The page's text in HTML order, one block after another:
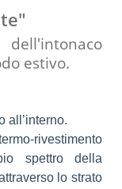
estivo.
all’interno.
rivestimento
spettro della
lo strato